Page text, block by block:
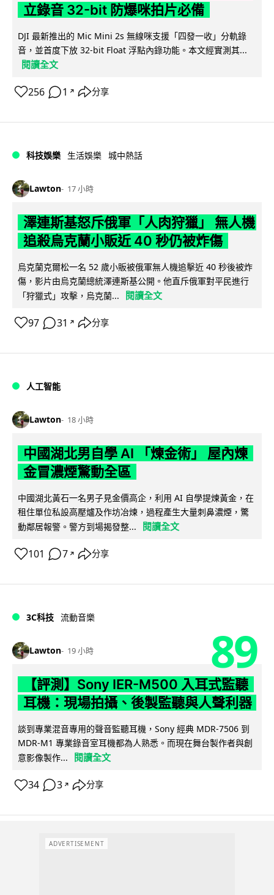
立錄音 32-bit 防爆咪拍片必備
DJI 最新推出的 Mic Mini 2s 無線咪支援「四發一收」分軌錄
音，並首度下放 32-bit Float 浮點內錄功能。本文經實測其...
閱讀全文
256 1 ↗ 分享
科技娛樂 生活娛樂 城中熱話
Lawton 17 小時
澤連斯基怒斥俄軍「人肉狩獵」 無人機
追殺烏克蘭小販近 40 秒仍被炸傷
烏克蘭克爾松一名 52 歲小販被俄軍無人機追擊近 40 秒後被炸
傷，影片由烏克蘭總統澤連斯基公開。他直斥俄軍對平民進行
「狩獵式」攻擊，烏克蘭...
閱讀全文
97 31 ↗ 分享
人工智能
Lawton 18 小時
中國湖北男自學 AI 「煉金術」 屋內煉
金冒濃煙驚動全區
中國湖北黃石一名男子見金價高企，利用 AI 自學提煉黃金，在
租住單位私設高壓爐及作坊冶煉，過程產生大量刺鼻濃煙，驚
動鄰居報警。警方到場揭發整...
閱讀全文
101 7 ↗ 分享
3C科技 流動音樂
Lawton 19 小時 89
【評測】Sony IER-M500 入耳式監聽
耳機：現場拍攝、後製監聽與人聲利器
談到專業混音專用的聲音監聽耳機，Sony 經典 MDR-7506 到
MDR-M1 專業錄音室耳機都為人熟悉。而現在舞台製作者與創
意影像製作...
閱讀全文
34 3 ↗ 分享
ADVERTISEMENT